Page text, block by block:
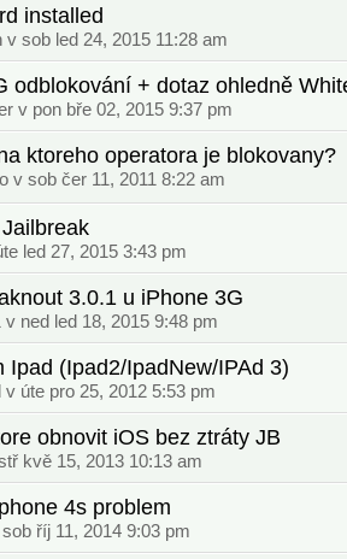
installed
v sob led 24, 2015 11:28 am
odblokování + dotaz ohledně
v pon bře 02, 2015 9:37 pm
ktoreho operatora je blokovany?
v sob čer 11, 2011 8:22 am
led 27, 2015 3:43 pm
3.0.1 u iPhone 3G
v ned led 18, 2015 9:48 pm
Ipad (Ipad2/IpadNew/IPAd 3)
úte pro 25, 2012 5:53 pm
obnovit iOS bez ztráty JB
kvě 15, 2013 10:13 am
4s problem
říj 11, 2014 9:03 pm